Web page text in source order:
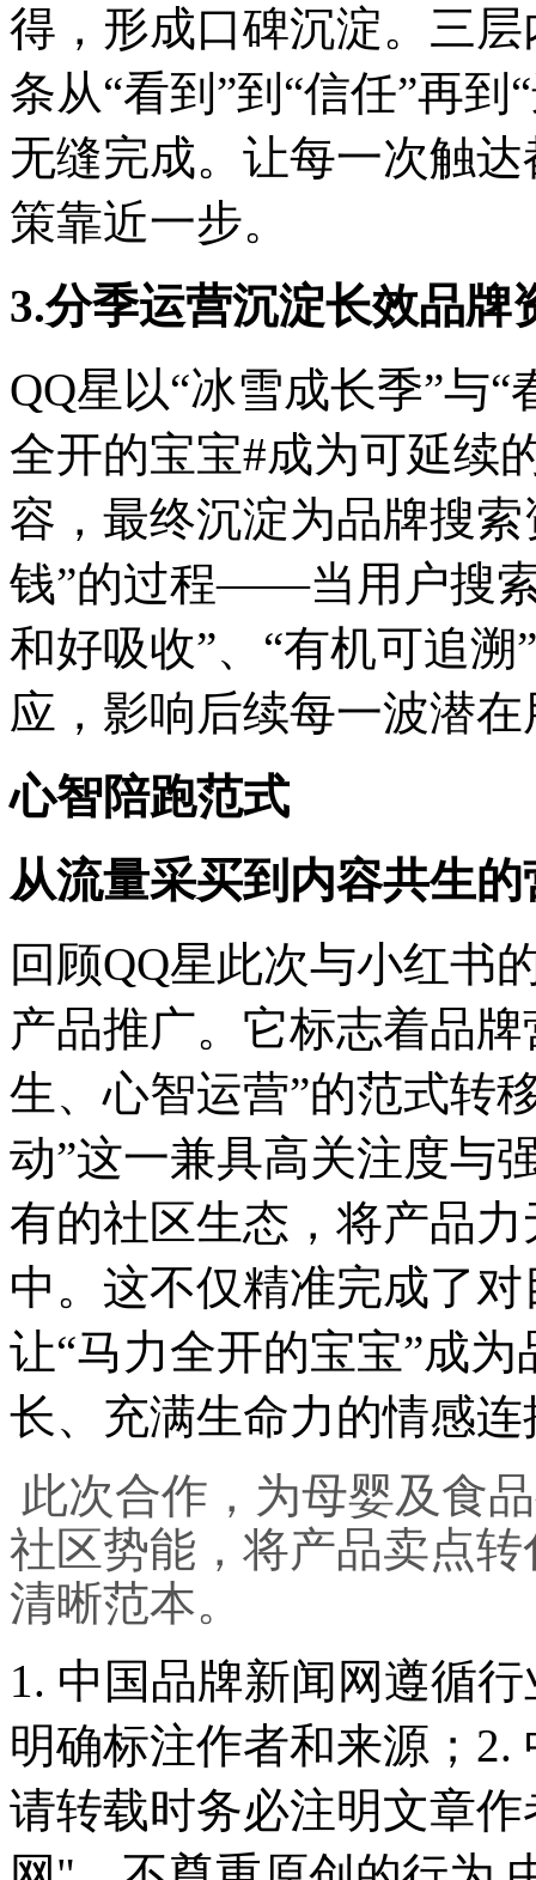
得，形成口碑沉淀。三
条从“看到”到“信任”再
无缝完成。让每一次触
策靠近一步。
3.分季运营沉淀长效品牌
QQ星以“冰雪成长季”与
全开的宝宝#成为可延续
容，最终沉淀为品牌搜
钱”的过程——当用户搜
和好吸收”、“有机可追
应，影响后续每一波潜在
心智陪跑范式
从流量采买到内容共生
回顾QQ星此次与小红书
产品推广。它标志着品
生、心智运营”的范式转
动”这一兼具高关注度与
有的社区生态，将产品
中。这不仅精准完成了
让“马力全开的宝宝”成
长、充满生命力的情感连
此次合作，为母婴及食
社区势能，将产品卖点
清晰范本。
1. 中国品牌新闻网遵循
明确标注作者和来源；
请转载时务必注明文章